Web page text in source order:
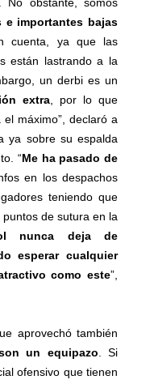
e importantes bajas
cuenta, ya que las
están lastrando a la
un derbi es un
extra , por lo que
máximo”, declaró a
ya sobre su espalda
“Me ha pasado de
en los despachos
teniendo que
de sutura en la
nunca deja de
esperar cualquier
como este”,
aprovechó también
un equipazo . Si
ofensivo que tienen